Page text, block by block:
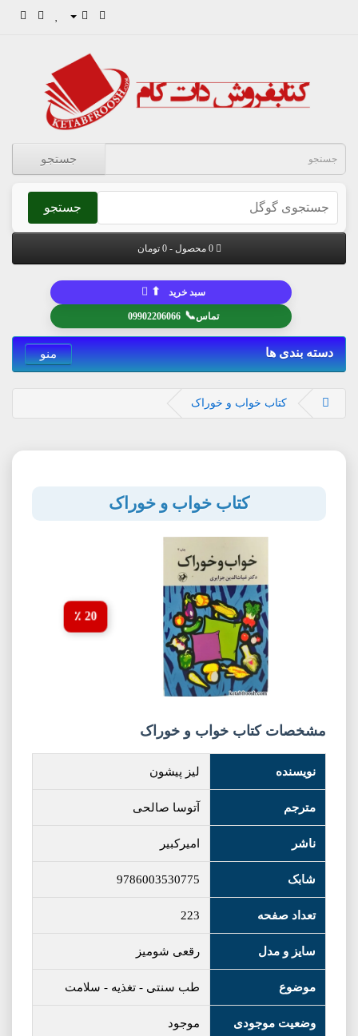
جستجو
جستجو
0 محصول - 0 تومان
تماس📞
09902206066
سبد خرید ⬆
دسته بندی ها منو
کتاب خواب و خوراک
کتاب خواب و خوراک
20 ٪
مشخصات کتاب خواب و خوراک
نویسنده لیز پیشون
مترجم آتوسا صالحی
ناشر امیرکبیر
شابک 9786003530775
تعداد صفحه 223
سایز و مدل رقعی شومیز
موضوع طب سنتی - تغذیه - سلامت
وضعیت موجودی موجود